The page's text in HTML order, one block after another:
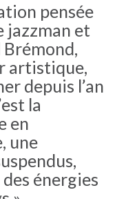
pensée
jazzman et
artistique,
depuis l’an
la
en
une
énergies